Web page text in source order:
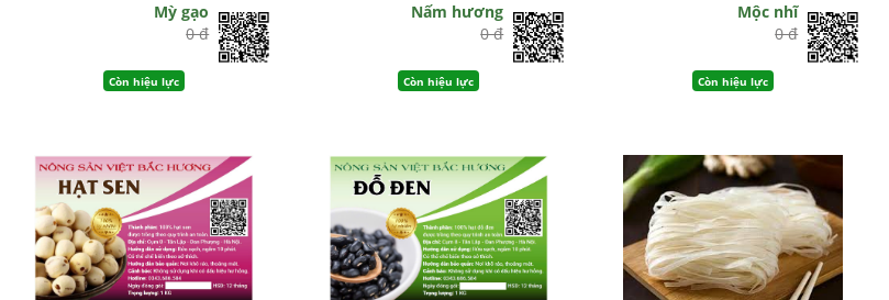
Mỳ gạo
0 đ
Còn hiệu lực
Nấm hương
0 đ
Còn hiệu lực
Mộc nhĩ
0 đ
Còn hiệu lực